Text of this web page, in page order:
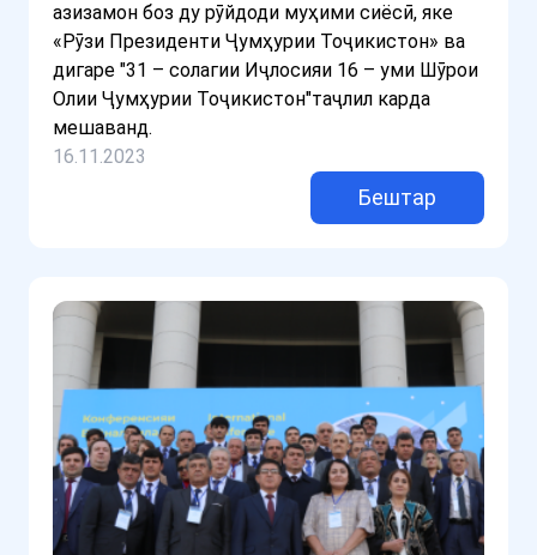
азизамон боз ду рӯйдоди муҳими сиёсӣ, яке
«Рӯзи Президенти Ҷумҳурии Тоҷикистон» ва
дигаре "31 – солагии Иҷлосияи 16 – уми Шӯрои
Олии Ҷумҳурии Тоҷикистон"таҷлил карда
мешаванд.
16.11.2023
Бештар